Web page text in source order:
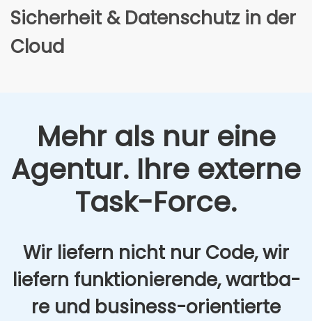
Sicher­heit & Daten­schutz in der
Cloud
Mehr als nur eine
Agen­tur. Ihre exter­ne
Task-Force.
Wir lie­fern nicht nur Code, wir
lie­fern funk­tio­nie­ren­de, wart­ba­
re und busi­ness-ori­en­tier­te